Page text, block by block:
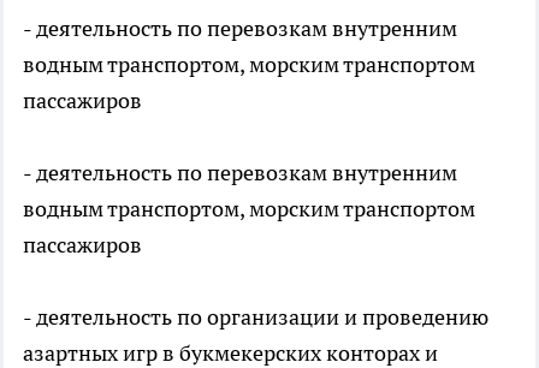
- деятельность по перевозкам внутренним
водным транспортом, морским транспортом
пассажиров
- деятельность по перевозкам внутренним
водным транспортом, морским транспортом
пассажиров
- деятельность по организации и проведению
азартных игр в букмекерских конторах и